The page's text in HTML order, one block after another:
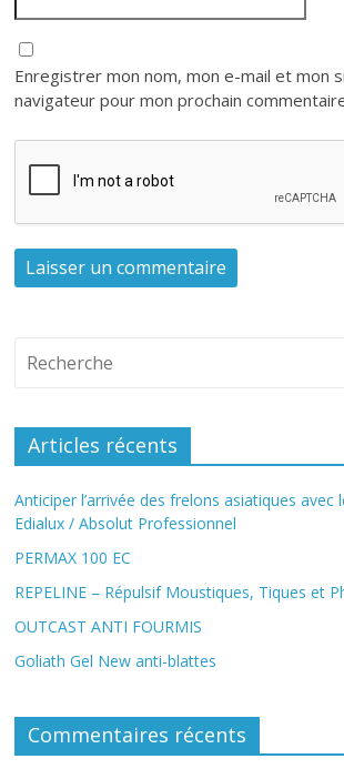
Enregistrer mon nom, mon e-mail et mon
navigateur pour mon prochain
Articles récents
Anticiper l’arrivée des frelons asiatiques avec
Edialux / Absolut Professionnel
PERMAX 100 EC
REPELINE – Répulsif Moustiques, Tiques et
OUTCAST ANTI FOURMIS
Goliath Gel New anti-blattes
Commentaires récents